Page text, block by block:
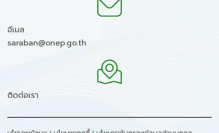
อีเมล
saraban@onep.go.th
ติดต่อเรา